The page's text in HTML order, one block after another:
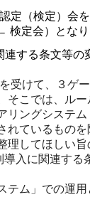
定（検定）会を
検定会）とな
連する条文等の
受けて、３ゲ
そこでは、ル
リングシステ
れているもの
理してほしい
入に関連す
テム」での運